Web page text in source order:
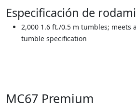
Especificación de
2,000 1.6 ft./0.5 m tumbles; meets
tumble specification
MC67 Premium